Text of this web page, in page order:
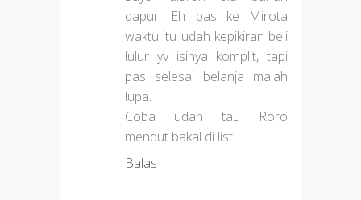
dapur. Eh pas ke Mirota
waktu itu udah kepikiran beli
lulur yv isinya komplit, tapi
pas selesai belanja malah
lupa.
Coba udah tau Roro
mendut bakal di list
Balas